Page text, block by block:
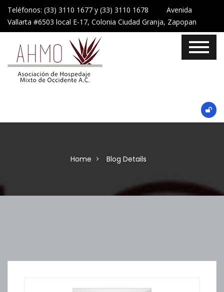
Teléfonos: (33) 3110 1677 y (33) 3110 1678 Avenida
Vallarta #6503 local E-17, Colonia Ciudad Granja, Zapopan
Home Blog Details